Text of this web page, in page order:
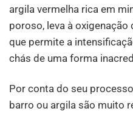
argila vermelha rica em
poroso, leva à oxigenação
que permite a
chás de uma forma
Por conta do seu
barro ou argila são muito